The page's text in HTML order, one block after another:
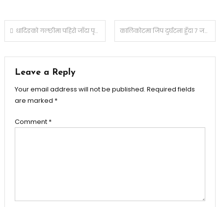
Post
navigation
धादिङको गल्छीमा पहिरो जाँदा पृथ्वीराजमार्ग अवरुद्ध कालिकोटमा जिप दुर्घटना हुँदा ७ जना घाइते
Leave a Reply
Your email address will not be published. Required fields
are marked *
Comment *